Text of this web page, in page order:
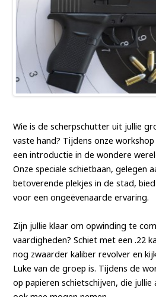
Wie is de scherpschutter uit jullie
vaste hand? Tijdens onze
een introductie in de wondere
Onze speciale schietbaan, gelegen
betoverende plekjes in de stad,
voor een ongeëvenaarde ervaring.
Zijn jullie klaar om opwinding te
vaardigheden? Schiet met een .22
nog zwaarder kaliber revolver en
Luke van de groep is. Tijdens de
op papieren schietschijven, die jullie